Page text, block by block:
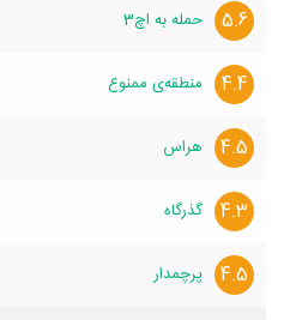
5.6 حمله‌ به اچ3
4.4 ‌منطقه‌ی ممنوع
4.5 هراس
4.3 گذرگاه
4.5 پرچمدار